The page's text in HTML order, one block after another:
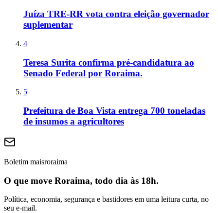
Juíza TRE-RR vota contra eleição governador
suplementar
4
Teresa Surita confirma pré-candidatura ao
Senado Federal por Roraima.
5
Prefeitura de Boa Vista entrega 700 toneladas
de insumos a agricultores
Boletim maisroraima
O que move Roraima, todo dia às 18h.
Política, economia, segurança e bastidores em uma leitura curta, no
seu e-mail.